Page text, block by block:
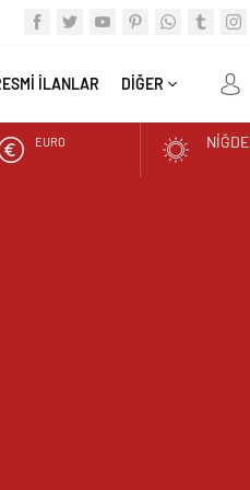
İLANLAR DİĞER
ALTIN NIĞDE